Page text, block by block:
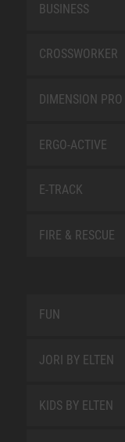
BUSINESS
CROSSWORKER
DIMENSION PRO
ERGO-ACTIVE
E-TRACK
FIRE & RESCUE
FUN
JORI BY ELTEN
KIDS BY ELTEN